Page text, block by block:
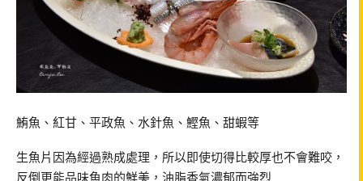
鮪魚、紅甘、平政魚、水針魚、鰹魚、甜蝦等
生魚片因為經過熟成處理，所以即使切得比較厚也不會難咬，
反倒更能品味魚肉的鮮美，油脂香氣濃郁而強烈